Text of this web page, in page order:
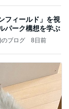
フィールド」を視
パーク構想を学ぶ
ブログ 8日前